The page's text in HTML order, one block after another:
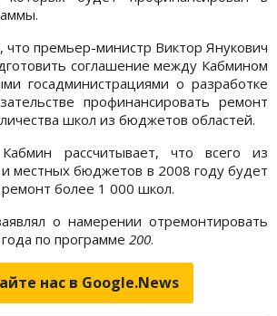
премьер-министр Виктор Янукович
соглашение между Кабмином
госадминистрациями о разработке
профинансировать ремонт
школ из бюджетов областей.
рассчитывает, что всего из
и местных бюджетов в 2008 году будет
более 1 000 школ.
о намерении отремонтировать
по программе 200.
нас в Google.News